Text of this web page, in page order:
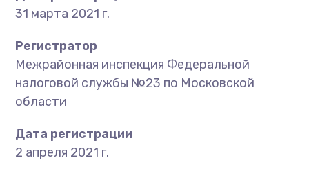
31 марта 2021 г.
Регистратор
Межрайонная инспекция Федеральной
налоговой службы №23 по Московской
области
Дата регистрации
2 апреля 2021 г.